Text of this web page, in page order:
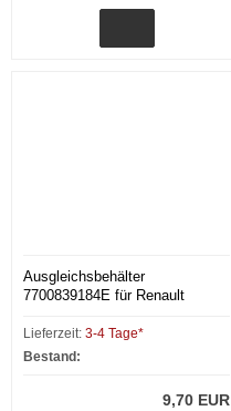
Ausgleichsbehälter
7700839184E für Renault
Lieferzeit: 3-4 Tage*
Bestand:
9,70 EUR